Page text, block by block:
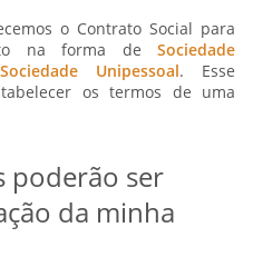
o Contrato Social para
na forma de Sociedade
Sociedade Unipessoal. Esse
os termos de uma
poderão ser
da minha